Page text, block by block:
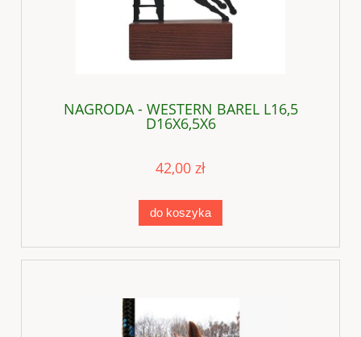
NAGRODA - WESTERN BAREL L16,5
D16X6,5X6
42,00 zł
do koszyka